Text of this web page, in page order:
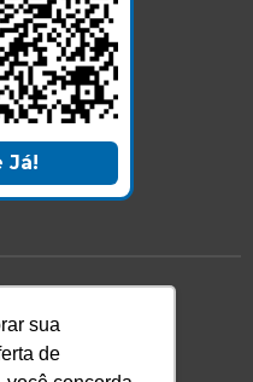
sua
de
Já!
16.457.791/0001-13